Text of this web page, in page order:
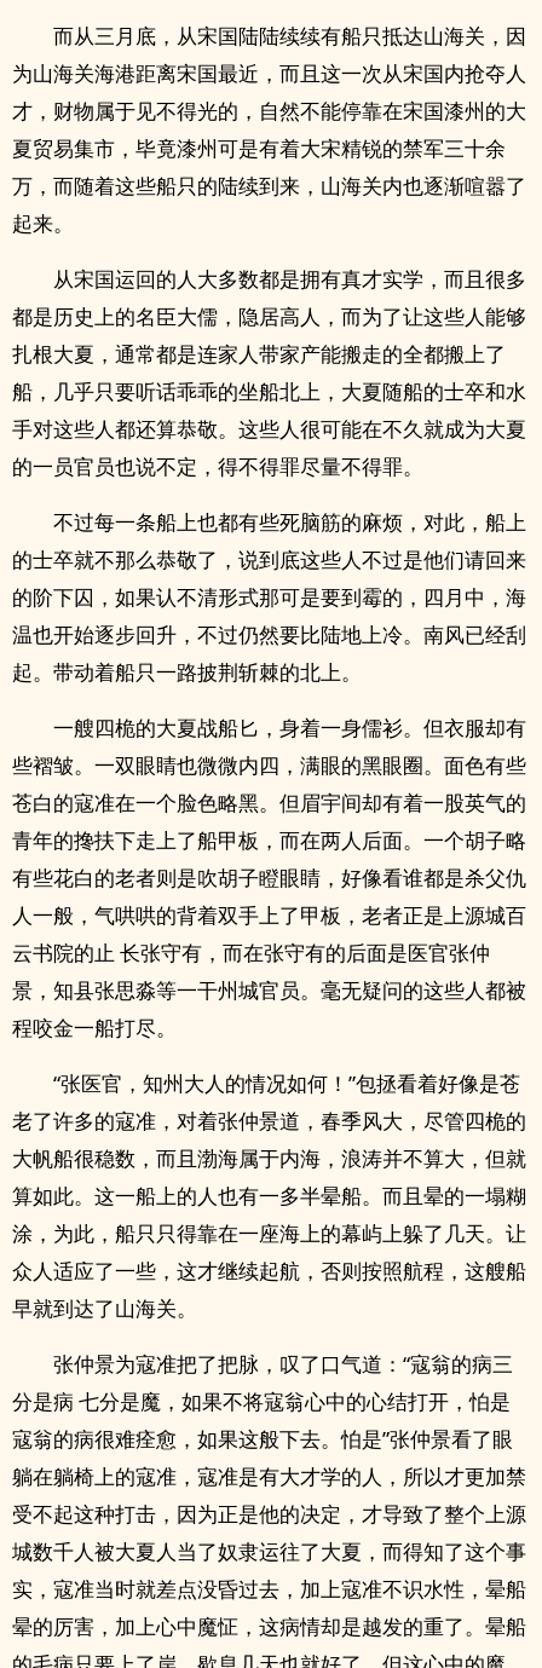
而从三月底，从宋国陆陆续续有船只抵达山海关，因
为山海关海港距离宋国最近，而且这一次从宋国内抢夺人
才，财物属于见不得光的，自然不能停靠在宋国漆州的大
夏贸易集市，毕竟漆州可是有着大宋精锐的禁军三十余
万，而随着这些船只的陆续到来，山海关内也逐渐喧嚣了
起来。
从宋国运回的人大多数都是拥有真才实学，而且很多
都是历史上的名臣大儒，隐居高人，而为了让这些人能够
扎根大夏，通常都是连家人带家产能搬走的全都搬上了
船，几乎只要听话乖乖的坐船北上，大夏随船的士卒和水
手对这些人都还算恭敬。这些人很可能在不久就成为大夏
的一员官员也说不定，得不得罪尽量不得罪。
不过每一条船上也都有些死脑筋的麻烦，对此，船上
的士卒就不那么恭敬了，说到底这些人不过是他们请回来
的阶下囚，如果认不清形式那可是要到霉的，四月中，海
温也开始逐步回升，不过仍然要比陆地上冷。南风已经刮
起。带动着船只一路披荆斩棘的北上。
一艘四桅的大夏战船匕，身着一身儒衫。但衣服却有
些褶皱。一双眼睛也微微内四，满眼的黑眼圈。面色有些
苍白的寇准在一个脸色略黑。但眉宇间却有着一股英气的
青年的搀扶下走上了船甲板，而在两人后面。一个胡子略
有些花白的老者则是吹胡子瞪眼睛，好像看谁都是杀父仇
人一般，气哄哄的背着双手上了甲板，老者正是上源城百
云书院的止 长张守有，而在张守有的后面是医官张仲
景，知县张思淼等一干州城官员。毫无疑问的这些人都被
程咬金一船打尽。
“张医官，知州大人的情况如何！”包拯看着好像是苍
老了许多的寇准，对着张仲景道，春季风大，尽管四桅的
大帆船很稳数，而且渤海属于内海，浪涛并不算大，但就
算如此。这一船上的人也有一多半晕船。而且晕的一塌糊
涂，为此，船只只得靠在一座海上的幕屿上躲了几天。让
众人适应了一些，这才继续起航，否则按照航程，这艘船
早就到达了山海关。
张仲景为寇准把了把脉，叹了口气道：“寇翁的病三
分是病 七分是魔，如果不将寇翁心中的心结打开，怕是
寇翁的病很难痊愈，如果这般下去。怕是”张仲景看了眼
躺在躺椅上的寇准，寇准是有大才学的人，所以才更加禁
受不起这种打击，因为正是他的决定，才导致了整个上源
城数千人被大夏人当了奴隶运往了大夏，而得知了这个事
实，寇准当时就差点没昏过去，加上寇准不识水性，晕船
晕的厉害，加上心中魔怔，这病情却是越发的重了。晕船